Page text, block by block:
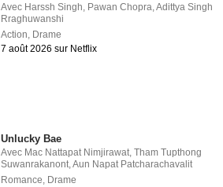
Avec Harssh Singh Pawan Chopra ,Adittya Singh
Rraghuwanshi
Action Drame
7 août 2026 sur Netflix
Unlucky Bae
Avec Mac Nattapat Nimjirawat,Tham Tupthong
Suwanrakanont,Aun Napat Patcharachavalit
Romance, Drame